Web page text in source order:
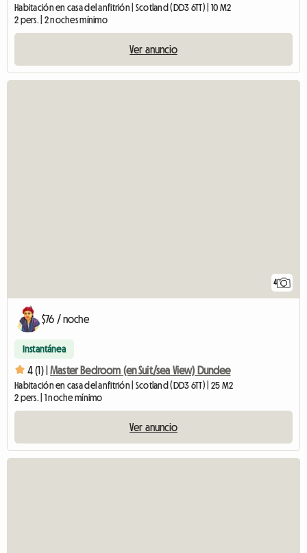
Habitación en casa del anfitrión | Scotland (DD3 6TT) | 10 M2
2 pers. | 2 noches mínimo
Ver anuncio
4
$76 / noche
Instantánea
4 (1) | Master Bedroom (en Suit/sea View) Dundee
Habitación en casa del anfitrión | Scotland (DD3 6TT) | 25 M2
2 pers. | 1 noche mínimo
Ver anuncio